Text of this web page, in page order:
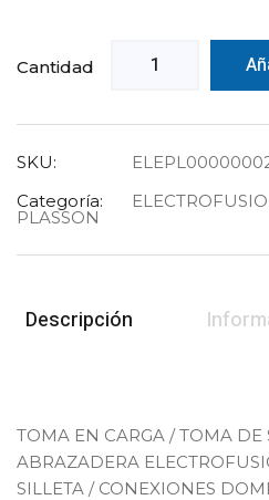
Cantidad
SKU:
Categoría:
PLASSON
Descripción
TOMA EN CARGA / TOMA DE
ABRAZADERA
SILLETA / CONEXIONES